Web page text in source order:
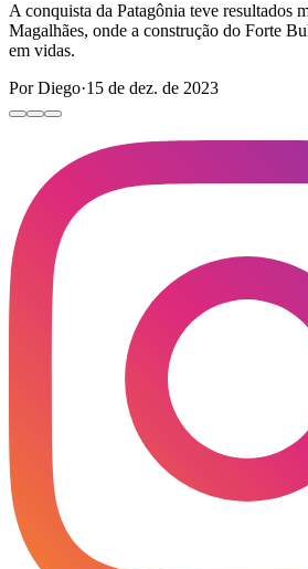
A conquista da Patagônia teve resultados
Magalhães, onde a construção do Forte
em vidas.
Por Diego·15 de dez. de 2023